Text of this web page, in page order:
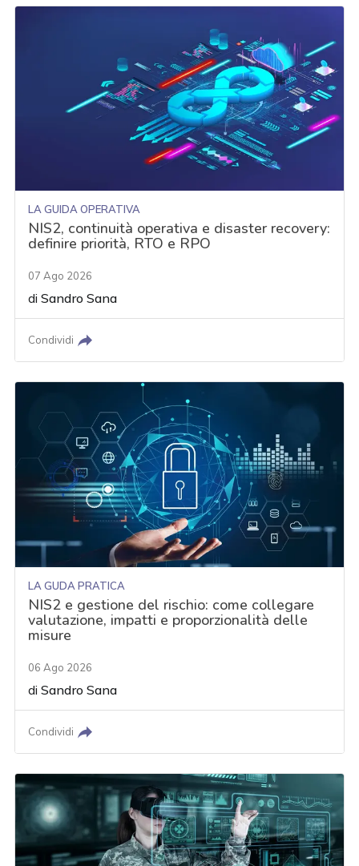
LA GUIDA OPERATIVA
NIS2, continuità operativa e disaster recovery:
definire priorità, RTO e RPO
07 Ago 2026
diSandro Sana
Condividi
LA GUDA PRATICA
NIS2 e gestione del rischio: come collegare
valutazione, impatti e proporzionalità delle
misure
06 Ago 2026
diSandro Sana
Condividi